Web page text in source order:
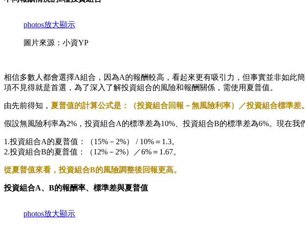
photos放大顯示
圖片來源：小資YP
相信多數人都會選擇A組合，因為A的報酬較高，看起來更有吸引力，但事實並非如
項不見得就是首選，為了深入了解投資組合的風險和報酬關係，需使用夏普值。
由先前得知， 夏普值的計算公式是：（投資組合回報－無風險利率）／投資組合標準差。
假設無風險利率為2%，投資組合A的標準差為10%、投資組合B的標準差為6%。現在我
1.投資組合A的夏普值：（15%－2%） / 10%＝1.3。
2.投資組合B的夏普值：（12%－2%）／6%＝1.67。
從夏普值來看，投資組合B的風險調整後回報更高。
投資組合A、B的報酬率、標準差與夏普值
photos放大顯示